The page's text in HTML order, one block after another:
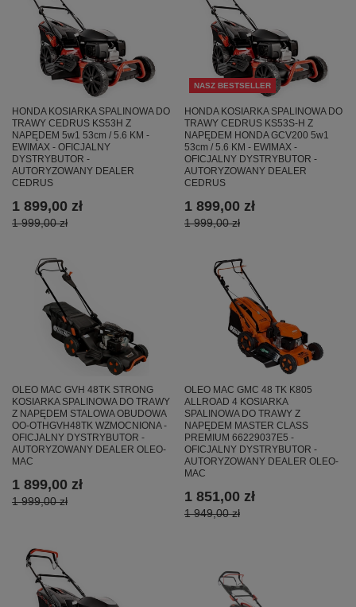
HONDA KOSIARKA SPALINOWA DO
TRAWY CEDRUS KS53H Z
NAPĘDEM 5w1 53cm / 5.6 KM -
EWIMAX - OFICJALNY
DYSTRYBUTOR -
AUTORYZOWANY DEALER
CEDRUS
1 899,00 zł
1 999,00 zł
NASZ BESTSELLER
HONDA KOSIARKA SPALINOWA DO
TRAWY CEDRUS KS53S-H Z
NAPĘDEM HONDA GCV200 5w1
53cm / 5.6 KM - EWIMAX -
OFICJALNY DYSTRYBUTOR -
AUTORYZOWANY DEALER
CEDRUS
1 899,00 zł
1 999,00 zł
OLEO MAC GVH 48TK STRONG
KOSIARKA SPALINOWA DO TRAWY
Z NAPĘDEM STALOWA OBUDOWA
OO-OTHGVH48TK WZMOCNIONA -
OFICJALNY DYSTRYBUTOR -
AUTORYZOWANY DEALER OLEO-
MAC
1 899,00 zł
1 999,00 zł
OLEO MAC GMC 48 TK K805
ALLROAD 4 KOSIARKA
SPALINOWA DO TRAWY Z
NAPĘDEM MASTER CLASS
PREMIUM 66229037E5 -
OFICJALNY DYSTRYBUTOR -
AUTORYZOWANY DEALER OLEO-
MAC
1 851,00 zł
1 949,00 zł